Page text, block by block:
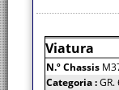
Viatura
N.º Chassis
Categoria :GR.